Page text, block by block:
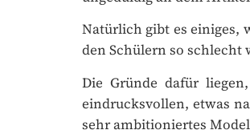
Natürlich gibt es einiges,
den Schülern so
Die Gründe dafür
eindrucksvollen, etwas
sehr ambitioniertes